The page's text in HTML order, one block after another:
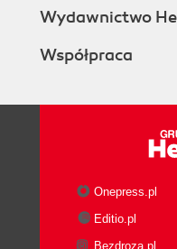
Wydawnictwo
Współpraca
Onepress.pl
Editio.pl
Bezdroza.pl